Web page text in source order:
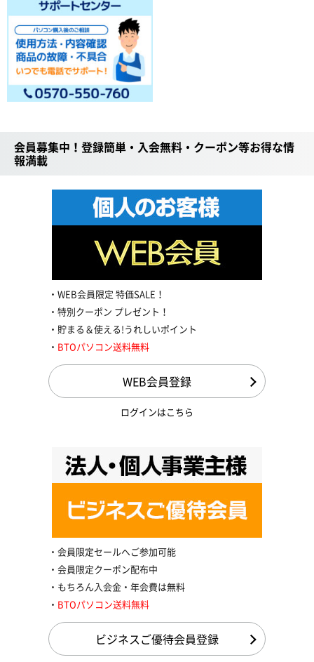
会員募集中！登録簡単・入会無料・クーポン等お得な情
報満載
WEB会員限定 特価SALE！
特別クーポン プレゼント！
貯まる＆使える!うれしいポイント
BTOパソコン送料無料
WEB会員登録
ログインはこちら
会員限定セールへご参加可能
会員限定クーポン配布中
もちろん入会金・年会費は無料
BTOパソコン送料無料
ビジネスご優待会員登録